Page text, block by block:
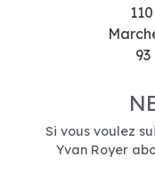
Si vous voulez
Yvan Royer